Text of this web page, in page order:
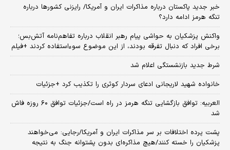
خبر جدید پاکستان درباره مذاکرات ایران و آمریکا/ رایزنی کشورها درباره
تنگه هرمز ادامه دارد؟
واکنش پزشکیان به حواشی پیام رهبر انقلاب درباره تفاهم‌نامه آتش‌بس؛
برخی افراد که دنبال تفرقه بودند، از این موضوع سوءاستفاده کردند +فیلم
شرط جدید بازنشستگی اعلام شد
خانواده شهید لاریجانی ادعای سردار کوثری را تکذیب کرد +جزئیات
العربیه: توافق بازگشایی تنگه هرمز در راه است/جزئیات توافق ۶۰ روزه فاش
شد
پشت پرده اختلافات بر سر مذاکرات ایران و آمریکا/رجایی: می‌خواهند
پزشکیان را خسته کنند/هیچ مذاکره‌ای بدون پشتوانه جنگ به نتیجه